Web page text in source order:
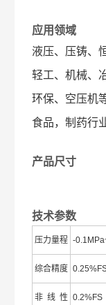
应用领域
液压、压铸、
轻工、机械、
环保、空压机
食品，制药行
产品尺寸
技术参数
压力量程 -
综合精度
非 线 性 0.2%FS